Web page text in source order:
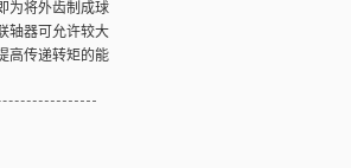
为将外齿制成球
轴器可允许较大
高传递转矩的能